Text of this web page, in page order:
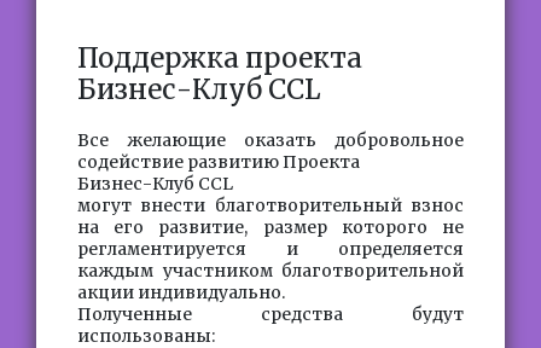
Поддержка проекта
Бизнес-Клуб CCL
Все желающие оказать добровольное
содействие развитию Проекта
Бизнес-Клуб CCL
могут внести благотворительный взнос
на его развитие, размер которого не
регламентируется и определяется
каждым участником благотворительной
акции индивидуально.
Полученные средства будут
использованы: